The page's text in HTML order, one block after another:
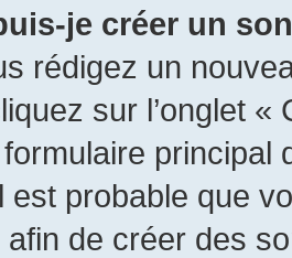
je créer un
rédigez un
sur l’onglet
principal
est probable que
de créer des